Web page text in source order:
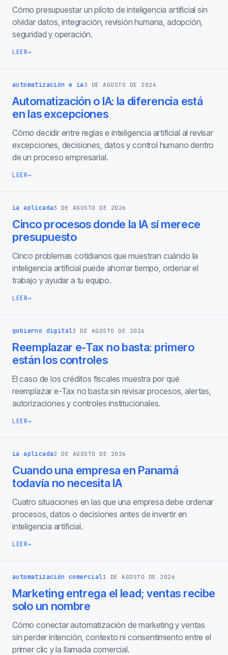
Cómo presupuestar un piloto de inteligencia artificial sin
olvidar datos, integración, revisión humana, adopción,
seguridad y operación.
LEER→
automatización e ia 3 DE AGOSTO DE 2026
Automatización o IA: la diferencia está
en las excepciones
Cómo decidir entre reglas e inteligencia artificial al revisar
excepciones, decisiones, datos y control humano dentro
de un proceso empresarial.
LEER→
ia aplicada3 DE AGOSTO DE 2026
Cinco procesos donde la IA sí merece
presupuesto
Cinco problemas cotidianos que muestran cuándo la
inteligencia artificial puede ahorrar tiempo, ordenar el
trabajo y ayudar a tu equipo.
LEER→
gobierno digital3 DE AGOSTO DE 2026
Reemplazar e-Tax no basta: primero
están los controles
El caso de los créditos fiscales muestra por qué
reemplazar e-Tax no basta sin revisar procesos, alertas,
autorizaciones y controles institucionales.
LEER→
ia aplicada2 DE AGOSTO DE 2026
Cuando una empresa en Panamá
todavía no necesita IA
Cuatro situaciones en las que una empresa debe ordenar
procesos, datos o decisiones antes de invertir en
inteligencia artificial.
LEER→
automatización comercial1 DE AGOSTO DE 2026
Marketing entrega el lead; ventas recibe
solo un nombre
Cómo conectar automatización de marketing y ventas
sin perder intención, contexto ni consentimiento entre el
primer clic y la llamada comercial.